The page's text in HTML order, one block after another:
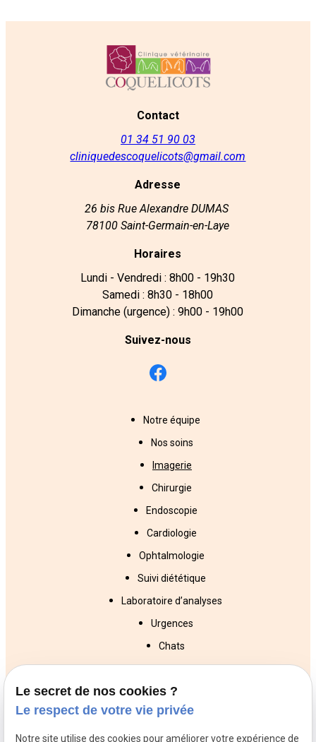
Contact
01 34 51 90 03
cliniquedescoquelicots@gmail.com
Adresse
26 bis Rue Alexandre DUMAS
78100 Saint-Germain-en-Laye
Horaires
Lundi - Vendredi : 8h00 - 19h30
Samedi : 8h30 - 18h00
Dimanche (urgence) : 9h00 - 19h00
Suivez-nous
Notre équipe
Nos soins
Imagerie
Chirurgie
Endoscopie
Cardiologie
Ophtalmologie
Suivi diététique
Laboratoire d’analyses
Urgences
Chats
Chiens
NAC
Le secret de nos cookies ?
Le respect de votre vie privée
Notre site utilise des cookies pour améliorer votre expérience de